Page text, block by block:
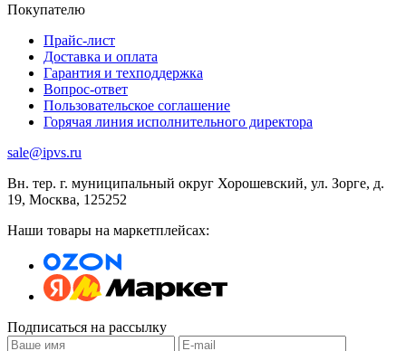
Покупателю
Прайс-лист
Доставка и оплата
Гарантия и техподдержка
Вопрос-ответ
Пользовательское соглашение
Горячая линия исполнительного директора
sale@ipvs.ru
Вн. тер. г. муниципальный округ Хорошевский, ул. Зорге, д.
19, Москва, 125252
Наши товары на маркетплейсах:
Подписаться на рассылку